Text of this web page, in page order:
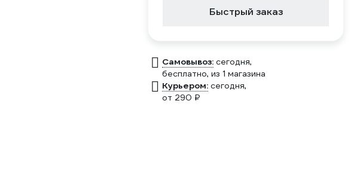
Быстрый заказ
Самовывоз: сегодня,
бесплатно, из 1 магазина
Курьером: сегодня,
от 290 ₽